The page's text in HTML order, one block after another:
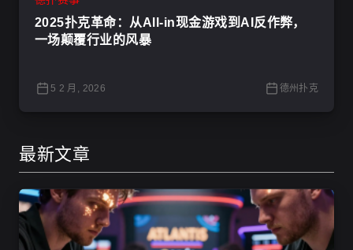
2025扑克革命：从All-in现金游戏到AI反作弊，
一场颠覆行业的风暴
5 2 月, 2026 德州扑克
最新文章